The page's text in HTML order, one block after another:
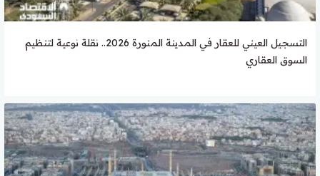
التسجيل العيني للعقار في المدينة المنورة 2026.. نقلة نوعية لتنظيم
السوق العقاري